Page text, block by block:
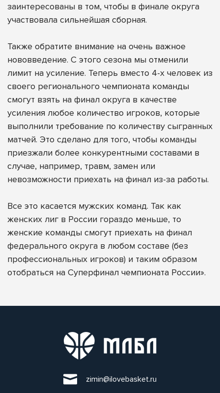
заинтересованы в том, чтобы в финале округа
участвовала сильнейшая сборная.
Также обратите внимание на очень важное
нововведение. С этого сезона мы отменили
лимит на усиление. Теперь вместо 4-х человек из
своего регионального чемпионата команды
смогут взять на финал округа в качестве
усиления любое количество игроков, которые
выполнили требование по количеству сыгранных
матчей. Это сделано для того, чтобы команды
приезжали более конкурентными составами в
случае, например, травм, замен или
невозможности приехать на финал из-за работы.
Все это касается мужских команд. Так как
женских лиг в России гораздо меньше, то
женские команды смогут приехать на финал
федерального округа в любом составе (без
профессиональных игроков) и таким образом
отобраться на Суперфинал чемпионата России».
zimin@ilovebasket.ru